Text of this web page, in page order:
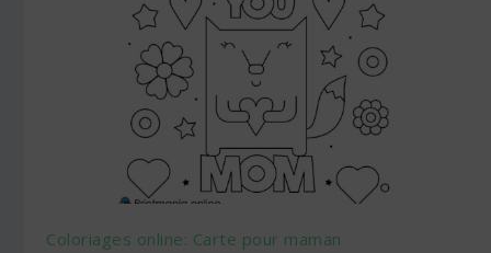
Coloriages online: Carte pour maman